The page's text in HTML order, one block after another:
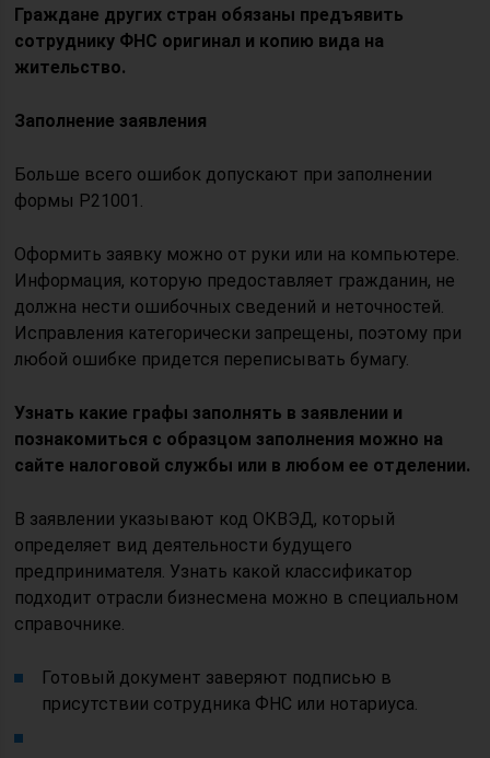
Граждане других стран обязаны предъявить
сотруднику ФНС оригинал и копию вида на
жительство.
Заполнение заявления
Больше всего ошибок допускают при заполнении
формы Р21001.
Оформить заявку можно от руки или на компьютере.
Информация, которую предоставляет гражданин, не
должна нести ошибочных сведений и неточностей.
Исправления категорически запрещены, поэтому при
любой ошибке придется переписывать бумагу.
Узнать какие графы заполнять в заявлении и
познакомиться с образцом заполнения можно на
сайте налоговой службы или в любом ее отделении.
В заявлении указывают код ОКВЭД, который
определяет вид деятельности будущего
предпринимателя. Узнать какой классификатор
подходит отрасли бизнесмена можно в специальном
справочнике.
Готовый документ заверяют подписью в
присутствии сотрудника ФНС или нотариуса.